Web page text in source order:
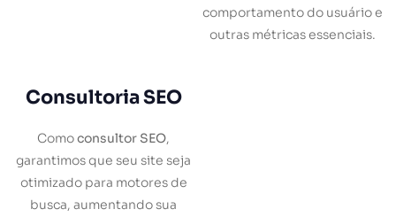
comportamento do usuário e
outras métricas essenciais.
Consultoria SEO
Comoconsultor SEO,
garantimos que seu site seja
otimizado para motores de
busca, aumentando sua